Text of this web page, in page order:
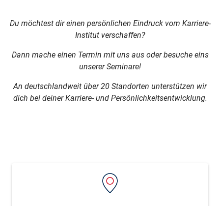
Du möchtest dir einen persönlichen Eindruck vom Karriere-
Institut verschaffen?
Dann mache einen Termin mit uns aus oder besuche eins
unserer Seminare!
An deutschlandweit über 20 Standorten unterstützen wir
dich bei deiner Karriere- und Persönlichkeitsentwicklung.